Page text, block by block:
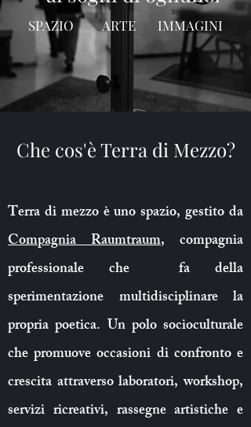
SPAZIO ARTE IMMAGINI
Che cos'è Terra di Mezzo?
Terra di mezzo è uno spazio, gestito da
Compagnia Raumtraum, compagnia
professionale che fa della
sperimentazione multidisciplinare la
propria poetica. Un polo socioculturale
che promuove occasioni di confronto e
crescita attraverso laboratori, workshop,
servizi ricreativi, rassegne artistiche e